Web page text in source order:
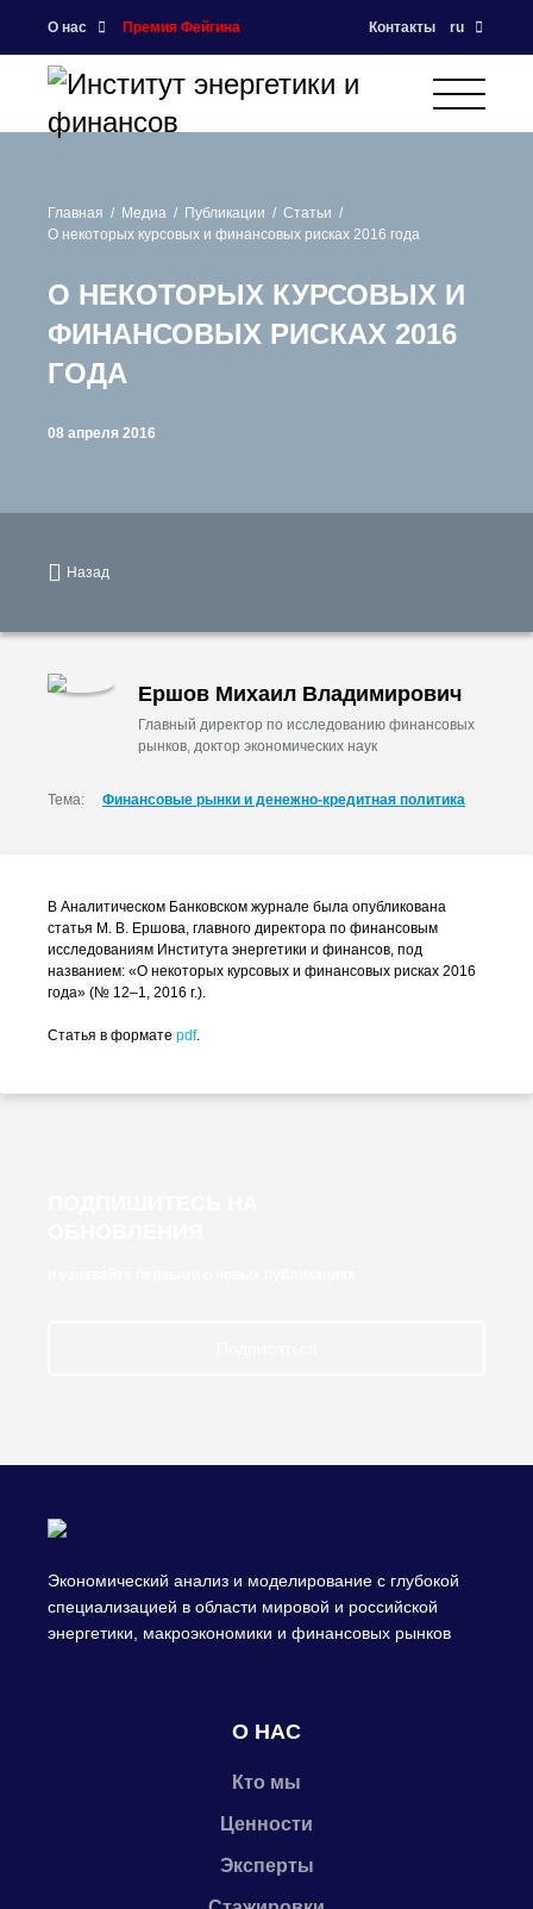
О нас Премия Фейгина Контакты ru
Главная Медиа Публикации
Статьи
О некоторых курсовых и финансовых рисках 2016 года
О НЕКОТОРЫХ КУРСОВЫХ И
ФИНАНСОВЫХ РИСКАХ 2016
ГОДА
08 апреля 2016
Назад
Ершов Михаил Владимирович
Главный директор по исследованию финансовых
рынков, доктор экономических наук
Тема: Финансовые рынки и денежно-кредитная политика
В Аналитическом Банковском журнале была опубликована
статья М. В. Ершова, главного директора по финансовым
исследованиям Института энергетики и финансов, под
названием: «О некоторых курсовых и финансовых рисках 2016
года» (№ 12–1, 2016 г.).
Статья в формате pdf.
Экономический анализ и моделирование с глубокой
специализацией в области мировой и российской
энергетики, макроэкономики и финансовых рынков
О НАС
Кто мы
Ценности
Эксперты